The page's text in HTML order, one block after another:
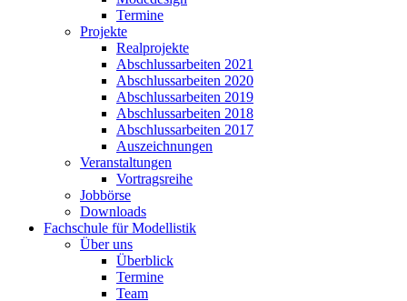
Termine
Projekte
Realprojekte
Abschlussarbeiten 2021
Abschlussarbeiten 2020
Abschlussarbeiten 2019
Abschlussarbeiten 2018
Abschlussarbeiten 2017
Auszeichnungen
Veranstaltungen
Vortragsreihe
Jobbörse
Downloads
Fachschule für Modellistik
Über uns
Überblick
Termine
Team